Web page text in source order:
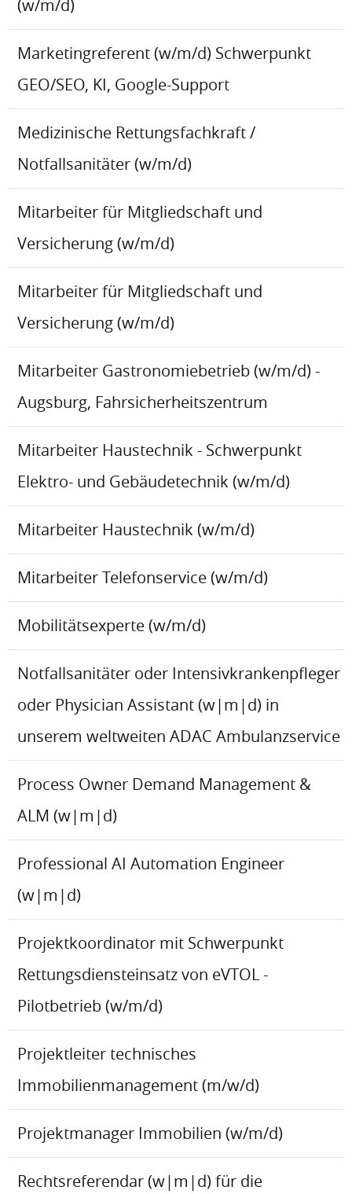
(w/m/d)
Marketingreferent (w/m/d) Schwerpunkt
GEO/SEO, KI, Google-Support
Medizinische Rettungsfachkraft /
Notfallsanitäter (w/m/d)
Mitarbeiter für Mitgliedschaft und
Versicherung (w/m/d)
Mitarbeiter für Mitgliedschaft und
Versicherung (w/m/d)
Mitarbeiter Gastronomiebetrieb (w/m/d) -
Augsburg, Fahrsicherheitszentrum
Mitarbeiter Haustechnik - Schwerpunkt
Elektro- und Gebäudetechnik (w/m/d)
Mitarbeiter Haustechnik (w/m/d)
Mitarbeiter Telefonservice (w/m/d)
Mobilitätsexperte (w/m/d)
Notfallsanitäter oder Intensivkrankenpfleger
oder Physician Assistant (w|m|d) in
unserem weltweiten ADAC Ambulanzservice
Process Owner Demand Management &
ALM (w|m|d)
Professional AI Automation Engineer
(w|m|d)
Projektkoordinator mit Schwerpunkt
Rettungsdiensteinsatz von eVTOL -
Pilotbetrieb (w/m/d)
Projektleiter technisches
Immobilienmanagement (m/w/d)
Projektmanager Immobilien (w/m/d)
Rechtsreferendar (w|m|d) für die